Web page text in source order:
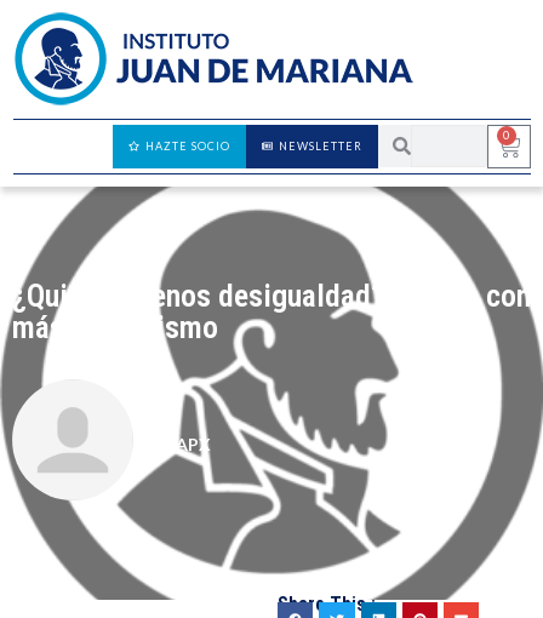
0
NEWSLETTER
HAZTE SOCIO
¿Quieres menos desigualdad? Prueba con
más capitalismo
CAPX
Share This :